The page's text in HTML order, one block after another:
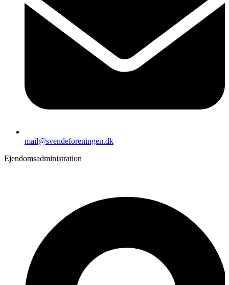
mail@svendeforeningen.dk
Ejendomsadministration